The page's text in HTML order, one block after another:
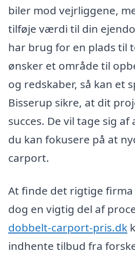
biler mod vejrliggene,
tilføje værdi til din
har brug for en plads til
ønsker et område til
og redskaber, så kan et
Bisserup sikre, at dit
succes. De vil tage sig
du kan fokusere på at
carport.
At finde det rigtige
dog en vigtig del af
dobbelt-carport-pris.dk
indhente tilbud fra